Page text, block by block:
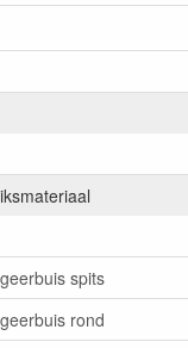
spits
rond